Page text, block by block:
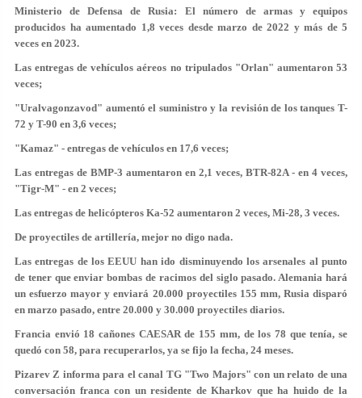
Ministerio de Defensa de Rusia: El número de armas y equipos
producidos ha aumentado 1,8 veces desde marzo de 2022 y más de 5
veces en 2023.
Las entregas de vehículos aéreos no tripulados "Orlan" aumentaron 53
veces;
"Uralvagonzavod" aumentó el suministro y la revisión de los tanques T-
72 y T-90 en 3,6 veces;
"Kamaz" - entregas de vehículos en 17,6 veces;
Las entregas de BMP-3 aumentaron en 2,1 veces, BTR-82A - en 4 veces,
"Tigr-M" - en 2 veces;
Las entregas de helicópteros Ka-52 aumentaron 2 veces, Mi-28, 3 veces.
De proyectiles de artillería, mejor no digo nada.
Las entregas de los EEUU han ido disminuyendo los arsenales al punto
de tener que enviar bombas de racimos del siglo pasado. Alemania hará
un esfuerzo mayor y enviará 20.000 proyectiles 155 mm, Rusia disparó
en marzo pasado, entre 20.000 y 30.000 proyectiles diarios.
Francia envió 18 cañones CAESAR de 155 mm, de los 78 que tenía, se
quedó con 58, para recuperarlos, ya se fijo la fecha, 24 meses.
Pizarev Z informa para el canal TG "Two Majors" con un relato de una
conversación franca con un residente de Kharkov que ha huido de la